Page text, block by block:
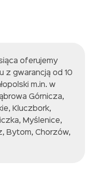
oferujemy
z gwarancją od 10
m.in. w
Górnicza,
Kluczbork,
Myślenice,
Bytom, Chorzów,